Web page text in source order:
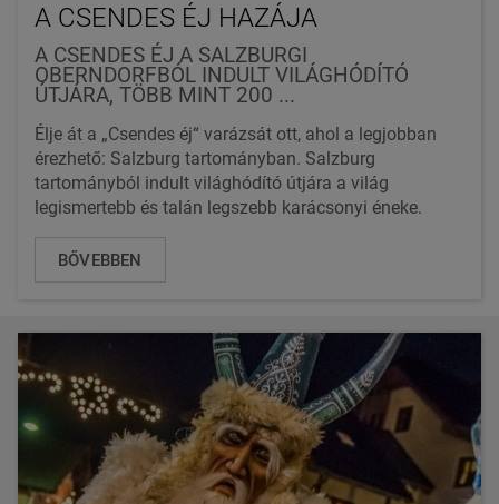
A CSENDES ÉJ HAZÁJA
A CSENDES ÉJ A SALZBURGI
OBERNDORFBÓL INDULT VILÁGHÓDÍTÓ
ÚTJÁRA, TÖBB MINT 200 ...
Élje át a „Csendes éj“ varázsát ott, ahol a legjobban
érezhető: Salzburg tartományban. Salzburg
tartományból indult világhódító útjára a világ
legismertebb és talán legszebb karácsonyi éneke.
BŐVEBBEN